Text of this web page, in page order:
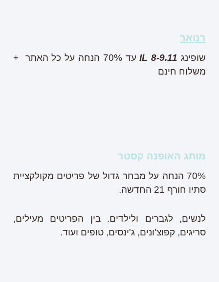
רנואר
שופינג IL 8-9.11
עד 70% הנחה על כל האתר +
משלוח חינם
מותג האופנה קסטר
70% הנחה על מבחר גדול של פריטים מקולקציית
סתיו חורף 21 החדשה,
לנשים, לגברים ולילדים. בין הפריטים מעילים,
סריגים, קפוצ'ונים, ג'ינסים, טופים ועוד.